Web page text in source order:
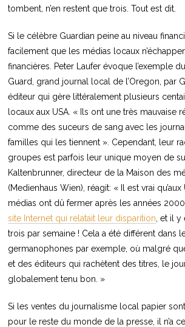
tombent, n’en restent que trois. Tout est dit.
Si le célèbre Guardian peine au niveau
facilement que les médias locaux
financières. Peter Laufer évoque l’exemple
Guard, grand journal local de l’Oregon, par
éditeur qui gère littéralement plusieurs
locaux aux USA. « Ils ont une très mauvaise
comme des suceurs de sang avec les
familles qui les tiennent ». Cependant, leur
groupes est parfois leur unique moyen de
Kaltenbrunner, directeur de la Maison des
(Medienhaus Wien), réagit: « Il est vrai
médias ont dû fermer après les années 2000.
site Internet qui relatait leur disparition , et il
trois par semaine ! Cela a été différent dans
germanophones par exemple, où malgré
et des éditeurs qui rachètent des titres, le
globalement tenu bon. »
Si les ventes du journalisme local papier
pour le reste du monde de la presse, il n’a